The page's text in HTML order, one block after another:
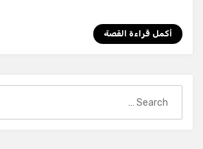
أكمل قراءة القصة